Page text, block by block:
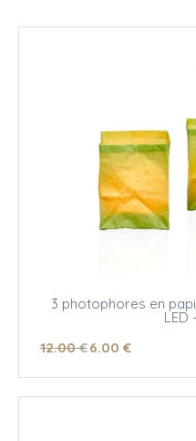
3 photophores en
LED
12.00 €6.00 €